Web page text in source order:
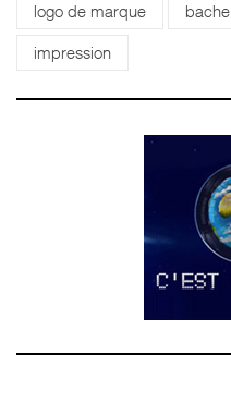
logo de marque bache
impression